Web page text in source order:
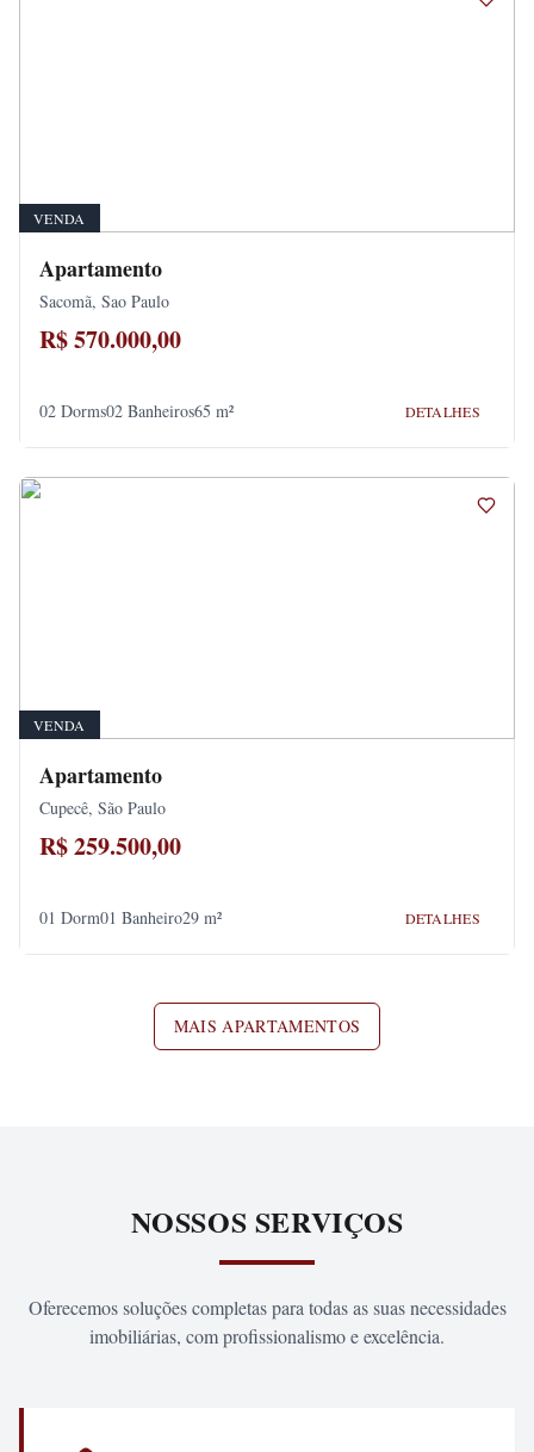
VENDA
Apartamento
Sacomã, Sao Paulo
R$ 570.000,00
02 Dorms02 Banheiros65 m² DETALHES
VENDA
Apartamento
Cupecê, São Paulo
R$ 259.500,00
01 Dorm01 Banheiro29 m² DETALHES
MAIS APARTAMENTOS
NOSSOS SERVIÇOS
Oferecemos soluções completas para todas as suas necessidades
imobiliárias, com profissionalismo e excelência.